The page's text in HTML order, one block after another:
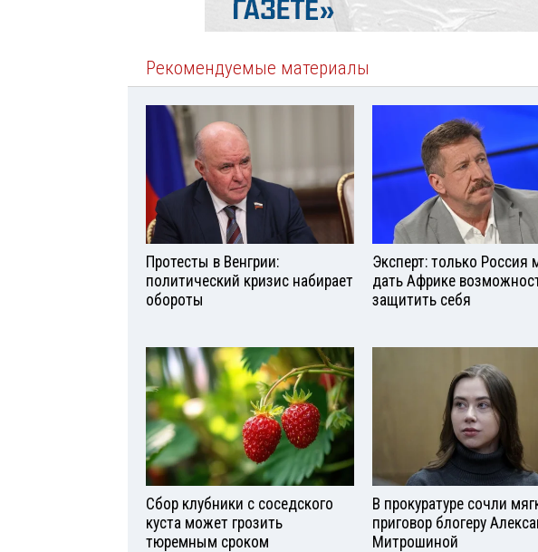
Рекомендуемые материалы
Протесты в Венгрии:
политический кризис набирает
обороты
Эксперт: только Россия
дать Африке
защитить себя
Сбор клубники с соседского
куста может грозить
тюремным сроком
В прокуратуре сочли
приговор блогеру
Митрошиной